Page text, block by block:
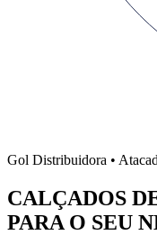
Gol Distribuidora •
CALÇADOS
PARA O SEU